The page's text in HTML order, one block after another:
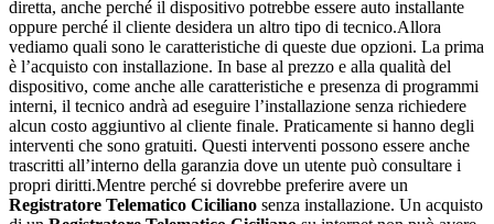
diretta, anche perché il dispositivo potrebbe essere auto installante
oppure perché il cliente desidera un altro tipo di tecnico.Allora
vediamo quali sono le caratteristiche di queste due opzioni. La prima
è l’acquisto con installazione. In base al prezzo e alla qualità del
dispositivo, come anche alle caratteristiche e presenza di programmi
interni, il tecnico andrà ad eseguire l’installazione senza richiedere
alcun costo aggiuntivo al cliente finale. Praticamente si hanno degli
interventi che sono gratuiti. Questi interventi possono essere anche
trascritti all’interno della garanzia dove un utente può consultare i
propri diritti.Mentre perché si dovrebbe preferire avere un
Registratore Telematico Ciciliano senza installazione. Un acquisto